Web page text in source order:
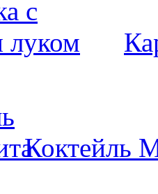
Коктейль